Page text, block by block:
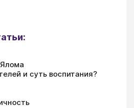
и суть воспитания?